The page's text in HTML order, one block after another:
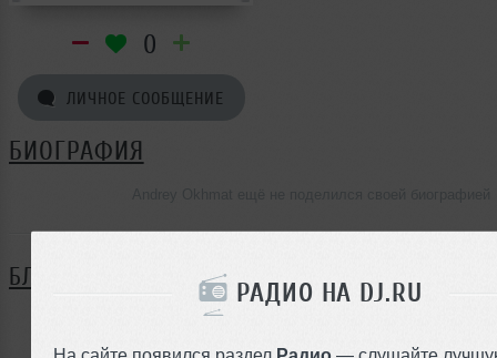
РАДИО НА DJ.RU
На сайте появился раздел Радио — слушайте
0
ЛИЧНОЕ СООБЩЕНИЕ
БИОГРАФИЯ
БЛОГ